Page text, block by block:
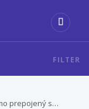
FILTER
prepojený s…